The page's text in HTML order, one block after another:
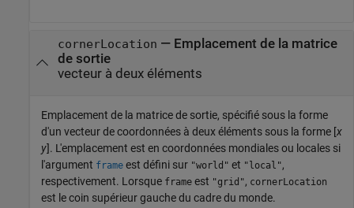
cornerLocation — Emplacement de la matrice
de sortie
vecteur à deux éléments
Emplacement de la matrice de sortie, spécifié sous la forme
d'un vecteur de coordonnées à deux éléments sous la forme [x
y]. L'emplacement est en coordonnées mondiales ou locales si
l'argument frame est défini sur "world" et "local",
respectivement. Lorsque frame est "grid", cornerLocation
est le coin supérieur gauche du cadre du monde.